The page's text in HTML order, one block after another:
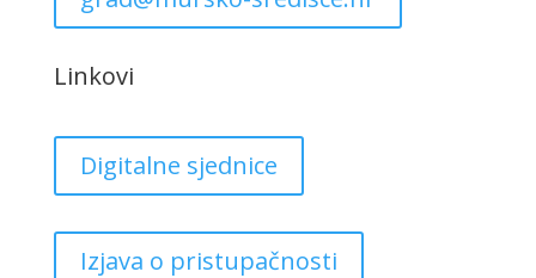
Linkovi
Digitalne sjednice
Izjava o pristupačnosti